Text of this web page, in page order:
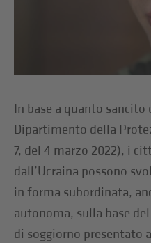
In base a quanto sancito
Dipartimento della
7, del 4 marzo 2022), i
dall’Ucraina possono
in forma subordinata,
autonoma, sulla base
di soggiorno presentato